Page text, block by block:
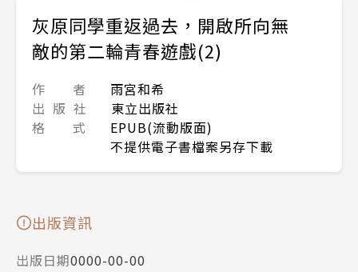
灰原同學重返過去，開啟所向無
敵的第二輪青春遊戲(2)
作 者
雨宮和希
出 版 社
東立出版社
格 式
EPUB(流動版面)
不提供電子書檔案另存下載
出版資訊
出版日期0000-00-00